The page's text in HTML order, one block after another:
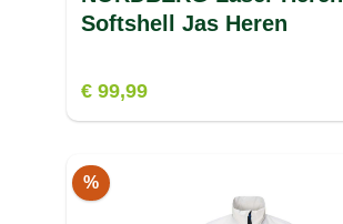
Softshell Jas Heren
€ 99,99
%